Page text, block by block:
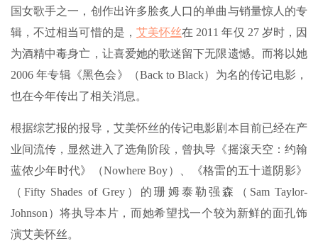
国女歌手之一，创作出许多脍炙人口的单曲与销量惊人的专
辑，不过相当可惜的是， 艾美怀丝在 2011 年仅 27 岁时，因
为酒精中毒身亡，让喜爱她的歌迷留下无限遗憾。而将以她
2006 年专辑《黑色会》（Back to Black）为名的传记电影，
也在今年传出了相关消息。
根据综艺报的报导，艾美怀丝的传记电影剧本目前已经在产
业间流传，显然进入了选角阶段，曾执导《摇滚天空：约翰
蓝侬少年时代》（Nowhere Boy）、《格雷的五十道阴影》
（Fifty Shades of Grey）的珊姆泰勒强森（Sam Taylor-
Johnson）将执导本片，而她希望找一个较为新鲜的面孔饰
演艾美怀丝。